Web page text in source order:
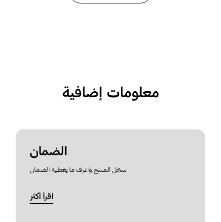
معلومات إضافية
الضمان
سجّل المنتج واعرف ما يغطيه الضمان
اقرأ أكثر